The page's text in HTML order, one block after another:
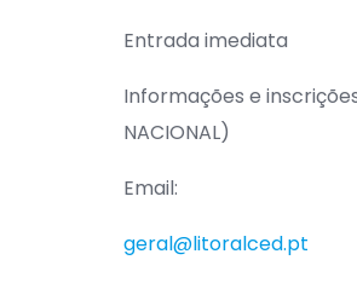
Entrada imediata
Informações e
NACIONAL)
Email:
geral@litoralced.pt